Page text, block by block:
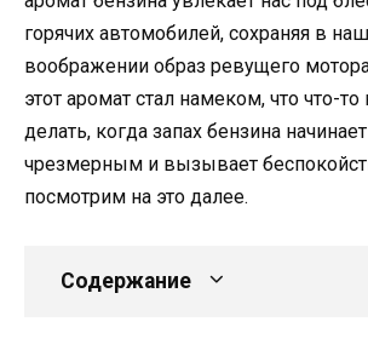
горячих автомобилей, сохраняя в
воображении образ ревущего
этот аромат стал намеком, что что-то
делать, когда запах бензина
чрезмерным и вызывает
посмотрим на это далее.
Содержание